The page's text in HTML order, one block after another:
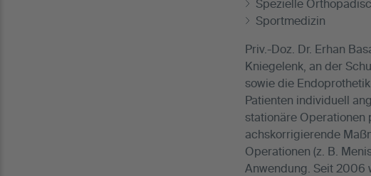
Spezielle
Sportmedizin
Priv.-Doz. Dr. Erhan
Kniegelenk, an der
sowie die
Patienten individuell
stationäre Operationen
achskorrigierende
Operationen (z. B.
Anwendung. Seit 2006